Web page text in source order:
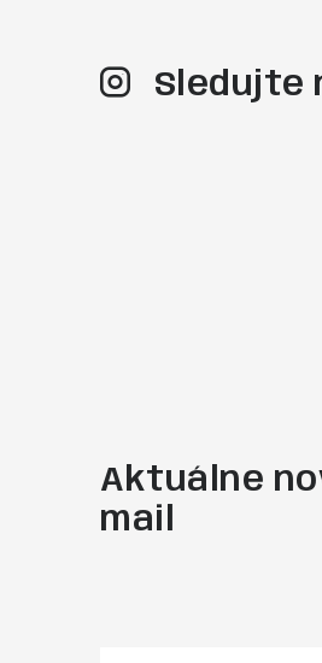
Sledujte
Aktuálne
mail